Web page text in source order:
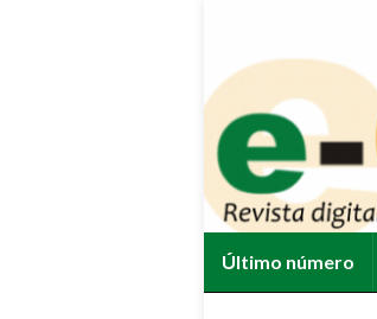
Último número